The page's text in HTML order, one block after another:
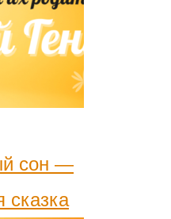
сон —
сказка